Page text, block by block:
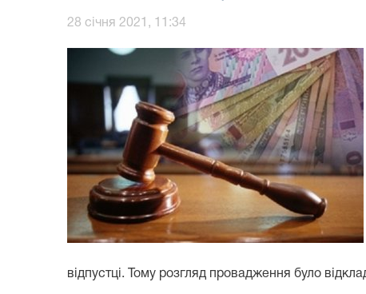
28 січня 2021, 11:34
відпустці. Тому розгляд провадження було